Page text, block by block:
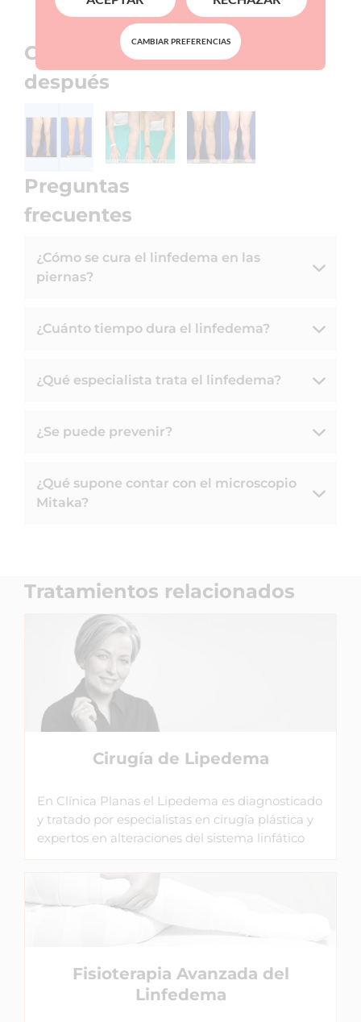
ME INTERESA
Cirugía de Linfedema Antes y
después
Preguntas
frecuentes
¿Cómo se cura el linfedema en las
piernas?
¿Cuánto tiempo dura el linfedema?
¿Qué especialista trata el linfedema?
¿Se puede prevenir?
¿Qué supone contar con el microscopio
Mitaka?
Tratamientos relacionados
Cirugía de Lipedema
En Clínica Planas el Lipedema es diagnosticado
y tratado por especialistas en cirugía plástica y
expertos en alteraciones del sistema linfático
Fisioterapia Avanzada del
Linfedema
CAMBIAR PREFERENCIAS